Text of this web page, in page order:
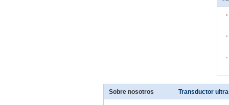
Sobre nosotros Transductor